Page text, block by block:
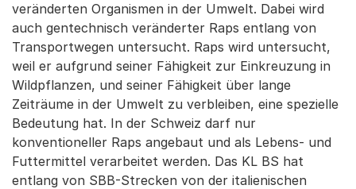
veränderten Organismen in der Umwelt. Dabei wird
auch gentechnisch veränderter Raps entlang von
Transportwegen untersucht. Raps wird untersucht,
weil er aufgrund seiner Fähigkeit zur Einkreuzung in
Wildpflanzen, und seiner Fähigkeit über lange
Zeiträume in der Umwelt zu verbleiben, eine spezielle
Bedeutung hat. In der Schweiz darf nur
konventioneller Raps angebaut und als Lebens- und
Futtermittel verarbeitet werden. Das KL BS hat
entlang von SBB-Strecken von der italienischen